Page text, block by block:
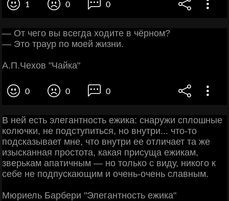
1 0 0
— От чего вы всегда ходите в чёрном?
— Это траур по моей жизни.
А.П.Чехов "Чайка"
0 0 0
В ней есть элегантность ежика: снаружи сплошные
колючки, не подступиться, но внутри... что-то
подсказывает мне, что внутри ее отличает та же
изысканная простота, какая присуща ежикам,
зверькам апатичным — но только с виду, никого к
себе не подпускающим и очень-очень славным.
Мюриель Барбери "Элегантность ежика"